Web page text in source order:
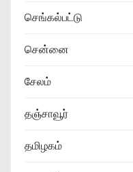
செங்கல்பட்டு
சென்னை
சேலம்
தஞ்சாவூர்
தமிழகம்